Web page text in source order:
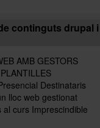
continguts drupal i
AMB GESTORS
Destinataris
lloc web gestionat
curs Imprescindible